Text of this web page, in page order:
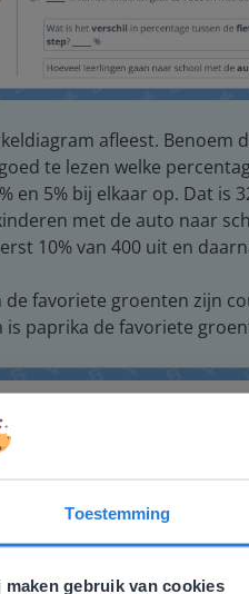
Toestemming
maken gebruik van cookies
afleest. Benoem
te lezen welke
en 5% bij elkaar op. Dat is
met de auto naar
10% van 400 uit en
de favoriete groenten zijn
is paprika de favoriete
Deze
Gezien je